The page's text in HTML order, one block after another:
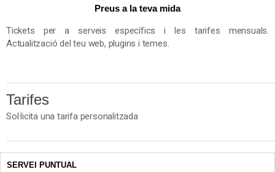
Preus a la teva mida
Tickets per a serveis específics i les tarifes mensuals.
Actualització del teu web, plugins i temes.
Tarifes
Sol·licita una tarifa personalitzada
SERVEI PUNTUAL